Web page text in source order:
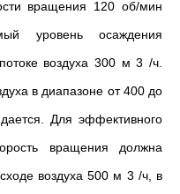
вращения 120 об/мин
уровень осаждения
воздуха 300 м 3 /ч.
в диапазоне от 400 до
Для эффективного
вращения должна
воздуха 500 м 3 /ч, в